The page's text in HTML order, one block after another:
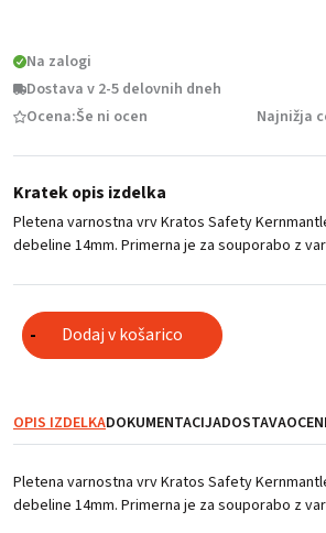
Na zalogi
Dostava v 2-5 delovnih dneh
Ocena:Še ni ocen Najnižja
Kratek opis izdelka
Pletena varnostna vrv Kratos Safety
debeline 14mm. Primerna je za souporabo z
Vrv
30
mm)
za
FA2010000
količina
- Dodaj v košarico
OPIS IZDELKADOKUMENTACIJADOSTAVA
Pletena varnostna vrv Kratos Safety
debeline 14mm. Primerna je za souporabo z